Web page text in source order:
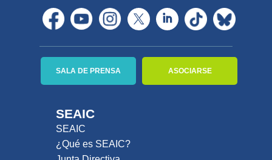
SEAIC
SEAIC
¿Qué es SEAIC?
SALA DE PRENSA ASOCIARSE